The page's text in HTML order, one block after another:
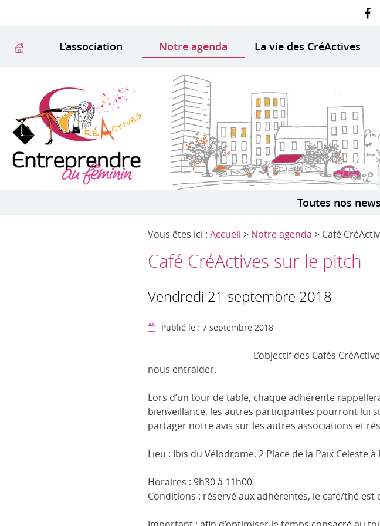
L’association Notre agenda La vie des CréActives
Toutes nos
Vous êtes ici : Accueil > Notre agenda > Café
Café CréActives sur le pitch
Vendredi 21 septembre 2018
Publié le : 7 septembre 2018
L’objectif des Cafés
nous entraider.
Lors d’un tour de table, chaque adhérente
bienveillance, les autres participantes pourront lui
partager notre avis sur les autres associations et
Lieu : Ibis du Vélodrome, 2 Place de la Paix Celeste
Horaires : 9h30 à 11h00
Conditions : réservé aux adhérentes, le café/thé est